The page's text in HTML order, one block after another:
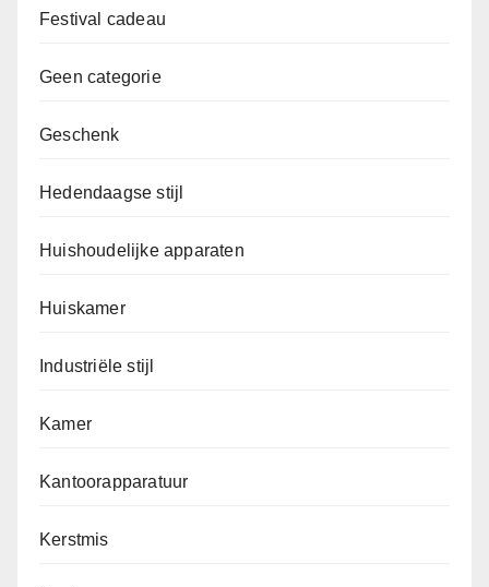
Festival cadeau
Geen categorie
Geschenk
Hedendaagse stijl
Huishoudelijke apparaten
Huiskamer
Industriële stijl
Kamer
Kantoorapparatuur
Kerstmis